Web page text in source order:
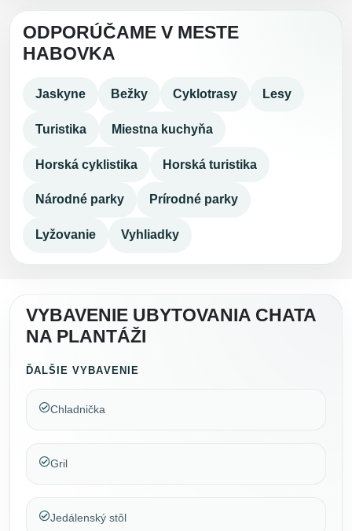
ODPORÚČAME V MESTE
HABOVKA
Jaskyne Bežky Cyklotrasy Lesy
Turistika Miestna kuchyňa
Horská cyklistika Horská turistika
Národné parky Prírodné parky
Lyžovanie Vyhliadky
VYBAVENIE UBYTOVANIA CHATA
NA PLANTÁŽI
ĎALŠIE VYBAVENIE
Chladnička
Gril
Jedálenský stôl